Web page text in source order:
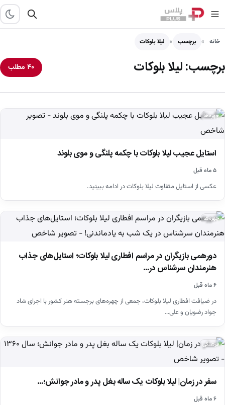
خانه برچسب لیلا بلوکات
برچسب:لیلا بلوکات ۴۰ مطلب
چهره‌ها
استایل عجیب لیلا بلوکات با چکمه پلنگی و موی بلوند
۵ ماه قبل
عکسی از استایل متفاوت لیلا بلوکات در ادامه ببینید.
چهره‌ها
دورهمی بازیگران در مراسم افطاری لیلا بلوکات؛ استایل‌های جذاب
هنرمندان سرشناس در…
۶ ماه قبل
در ضیافت افطاری لیلا بلوکات، جمعی از چهره‌های برجسته هنر کشور با اجرای شاد
جواد رضویان و علی…
فرهنگی
سفر در زمان| لیلا بلوکات یک ساله بغل پدر و مادر جوانش؛…
۶ ماه قبل